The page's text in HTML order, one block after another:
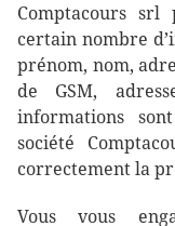
Comptacours
certain nombre
prénom, nom,
de GSM,
informations
société
correctement la
Vous vous